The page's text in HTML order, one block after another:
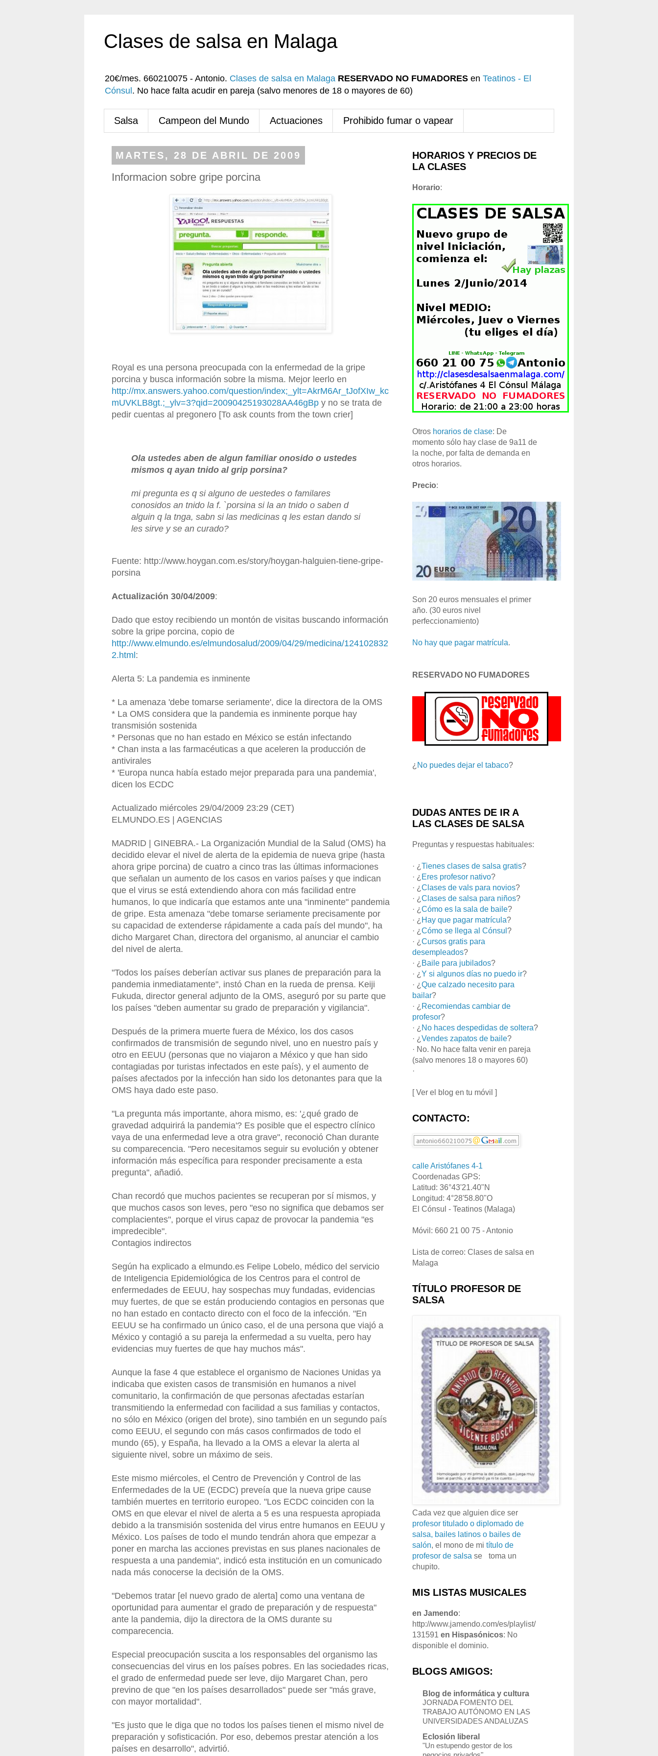
Clases de salsa en Malaga
20€/mes. 660210075 - Antonio. Clases de salsa en Malaga RESERVADO NO FUMADORES en Teatinos - El
Cónsul . No hace falta acudir en pareja (salvo menores de 18 o mayores de 60)
Salsa Campeon del Mundo Actuaciones Prohibido fumar o vapear
MARTES, 28 DE ABRIL DE 2009
Informacion sobre gripe porcina
Royal es una persona preocupada con la enfermedad de la gripe
porcina y busca información sobre la misma. Mejor leerlo en
http://mx.answers.yahoo.com/question/index;_ylt=AkrM6Ar_tJofXIw_kc
mUVKLB8gt.;_ylv=3?qid=20090425193028AA46gBp y no se trata de
pedir cuentas al pregonero [To ask counts from the town crier]
Ola ustedes aben de algun familiar onosido o ustedes
mismos q ayan tnido al grip porsina?
mi pregunta es q si alguno de uestedes o familares
conosidos an tnido la f. `porsina si la an tnido o saben d
alguin q la tnga, sabn si las medicinas q les estan dando si
les sirve y se an curado?
Fuente: http://www.hoygan.com.es/story/hoygan-halguien-tiene-gripe-
porsina
Actualización 30/04/2009:
Dado que estoy recibiendo un montón de visitas buscando información
sobre la gripe porcina, copio de
http://www.elmundo.es/elmundosalud/2009/04/29/medicina/124102832
2.html:
Alerta 5: La pandemia es inminente
* La amenaza 'debe tomarse seriamente', dice la directora de la OMS
* La OMS considera que la pandemia es inminente porque hay
transmisión sostenida
* Personas que no han estado en México se están infectando
* Chan insta a las farmacéuticas a que aceleren la producción de
antivirales
* 'Europa nunca había estado mejor preparada para una pandemia',
dicen los ECDC
Actualizado miércoles 29/04/2009 23:29 (CET)
ELMUNDO.ES | AGENCIAS
MADRID | GINEBRA.- La Organización Mundial de la Salud (OMS) ha
decidido elevar el nivel de alerta de la epidemia de nueva gripe (hasta
ahora gripe porcina) de cuatro a cinco tras las últimas informaciones
que señalan un aumento de los casos en varios países y que indican
que el virus se está extendiendo ahora con más facilidad entre
humanos, lo que indicaría que estamos ante una "inminente" pandemia
de gripe. Esta amenaza "debe tomarse seriamente precisamente por
su capacidad de extenderse rápidamente a cada país del mundo", ha
dicho Margaret Chan, directora del organismo, al anunciar el cambio
del nivel de alerta.
"Todos los países deberían activar sus planes de preparación para la
pandemia inmediatamente", instó Chan en la rueda de prensa. Keiji
Fukuda, director general adjunto de la OMS, aseguró por su parte que
los países "deben aumentar su grado de preparación y vigilancia".
Después de la primera muerte fuera de México, los dos casos
confirmados de transmisión de segundo nivel, uno en nuestro país y
otro en EEUU (personas que no viajaron a México y que han sido
contagiadas por turistas infectados en este país), y el aumento de
países afectados por la infección han sido los detonantes para que la
OMS haya dado este paso.
"La pregunta más importante, ahora mismo, es: '¿qué grado de
gravedad adquirirá la pandemia'? Es posible que el espectro clínico
vaya de una enfermedad leve a otra grave", reconoció Chan durante
su comparecencia. "Pero necesitamos seguir su evolución y obtener
información más específica para responder precisamente a esta
pregunta", añadió.
Chan recordó que muchos pacientes se recuperan por sí mismos, y
que muchos casos son leves, pero "eso no significa que debamos ser
complacientes", porque el virus capaz de provocar la pandemia "es
impredecible".
Contagios indirectos
Según ha explicado a elmundo.es Felipe Lobelo, médico del servicio
de Inteligencia Epidemiológica de los Centros para el control de
enfermedades de EEUU, hay sospechas muy fundadas, evidencias
muy fuertes, de que se están produciendo contagios en personas que
no han estado en contacto directo con el foco de la infección. "En
EEUU se ha confirmado un único caso, el de una persona que viajó a
México y contagió a su pareja la enfermedad a su vuelta, pero hay
evidencias muy fuertes de que hay muchos más".
Aunque la fase 4 que establece el organismo de Naciones Unidas ya
indicaba que existen casos de transmisión en humanos a nivel
comunitario, la confirmación de que personas afectadas estarían
transmitiendo la enfermedad con facilidad a sus familias y contactos,
no sólo en México (origen del brote), sino también en un segundo país
como EEUU, el segundo con más casos confirmados de todo el
mundo (65), y España, ha llevado a la OMS a elevar la alerta al
siguiente nivel, sobre un máximo de seis.
Este mismo miércoles, el Centro de Prevención y Control de las
Enfermedades de la UE (ECDC) preveía que la nueva gripe cause
también muertes en territorio europeo. "Los ECDC coinciden con la
OMS en que elevar el nivel de alerta a 5 es una respuesta apropiada
debido a la transmisión sostenida del virus entre humanos en EEUU y
México. Los países de todo el mundo tendrán ahora que empezar a
poner en marcha las acciones previstas en sus planes nacionales de
respuesta a una pandemia", indicó esta institución en un comunicado
nada más conocerse la decisión de la OMS.
"Debemos tratar [el nuevo grado de alerta] como una ventana de
oportunidad para aumentar el grado de preparación y de respuesta"
ante la pandemia, dijo la directora de la OMS durante su
comparecencia.
Especial preocupación suscita a los responsables del organismo las
consecuencias del virus en los países pobres. En las sociedades ricas,
el grado de enfermedad puede ser leve, dijo Margaret Chan, pero
previno de que "en los países desarrollados" puede ser "más grave,
con mayor mortalidad".
"Es justo que le diga que no todos los países tienen el mismo nivel de
preparación y sofisticación. Por eso, debemos prestar atención a los
países en desarrollo", advirtió.
HORARIOS Y PRECIOS DE
LA CLASES
Horario:
Otros horarios de clase: De
momento sólo hay clase de 9a11 de
la noche, por falta de demanda en
otros horarios.
Precio:
Son 20 euros mensuales el primer
año. (30 euros nivel
perfeccionamiento)
No hay que pagar matrícula.
RESERVADO NO FUMADORES
¿ No puedes dejar el tabaco?
DUDAS ANTES DE IR A
LAS CLASES DE SALSA
Preguntas y respuestas habituales:
· ¿ Tienes clases de salsa gratis?
· ¿ Eres profesor nativo?
· ¿ Clases de vals para novios?
· ¿ Clases de salsa para niños?
· ¿ Cómo es la sala de baile?
· ¿ Hay que pagar matrícula?
· ¿ Cómo se llega al Cónsul ?
· ¿ Cursos gratis para
desempleados?
· ¿ Baile para jubilados?
· ¿ Y si algunos días no puedo ir?
· ¿ Que calzado necesito para
bailar?
· ¿ Recomiendas cambiar de
profesor?
· ¿ No haces despedidas de soltera?
· ¿ Vendes zapatos de baile?
· No. No hace falta venir en pareja
(salvo menores 18 o mayores 60)
·
[ Ver el blog en tu móvil ]
CONTACTO:
calle Aristófanes 4-1
Coordenadas GPS:
Latitud: 36°43'21.40"N
Longitud: 4°28'58.80"O
El Cónsul - Teatinos (Malaga)
Móvil: 660 21 00 75 - Antonio
Lista de correo: Clases de salsa en
Malaga
TÍTULO PROFESOR DE
SALSA
Cada vez que alguien dice ser
profesor titulado o diplomado de
salsa, bailes latinos o bailes de
salón, el mono de mi título de
profesor de salsa se
toma un
chupito.
MIS LISTAS MUSICALES
en Jamendo:
http://www.jamendo.com/es/playlist/
131591 en Hispasónicos: No
disponible el dominio.
BLOGS AMIGOS:
Blog de informática y cultura
JORNADA FOMENTO DEL
TRABAJO AUTÓNOMO EN LAS
UNIVERSIDADES ANDALUZAS
Eclosión liberal
"Un estupendo gestor de los